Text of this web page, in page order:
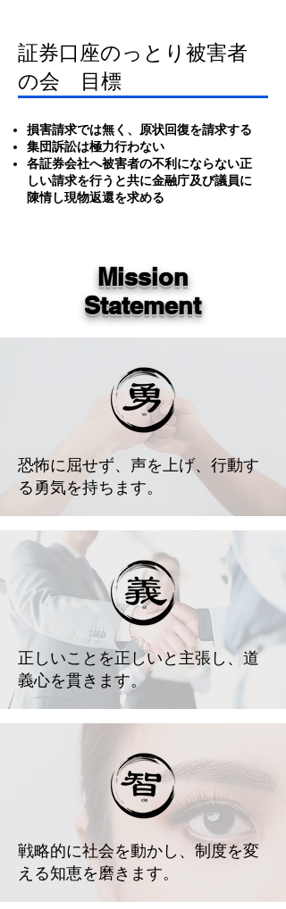
証券口座のっとり被害者
の会 目標
損害請求では無く、原状回復を請求する
集団訴訟は極力行わない
各証券会社へ被害者の不利にならない正
しい請求を行うと共に金融庁及び議員に
陳情し現物返還を求める
Mission
Statement
恐怖に屈せず、声を上げ、行動す
る勇気を持ちます。
正しいことを正しいと主張し、道
義心を貫きます。
戦略的に社会を動かし、制度を変
える知恵を磨きます。